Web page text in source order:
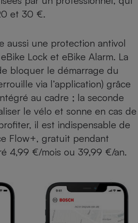
et 30 €.
aussi une protection antivol
Lock et eBike Alarm. La
bloquer le démarrage du
via l’application) grâce
au cadre ; la seconde
le vélo et sonne en cas de
il est indispensable de
Flow+, gratuit pendant
4,99 €/mois ou 39,99 €/an.